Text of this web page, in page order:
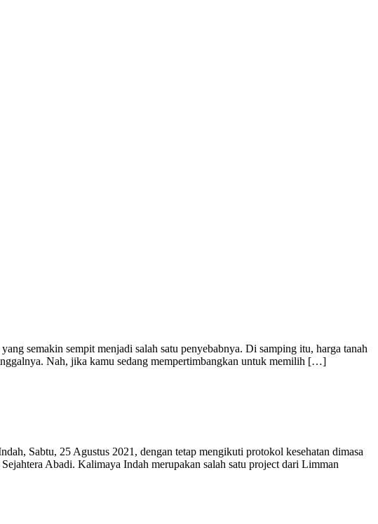
semakin sempit menjadi salah satu penyebabnya. Di samping itu, harga tanah
Nah, jika kamu sedang mempertimbangkan untuk memilih […]
Sabtu, 25 Agustus 2021, dengan tetap mengikuti protokol kesehatan dimasa
Abadi. Kalimaya Indah merupakan salah satu project dari Limman